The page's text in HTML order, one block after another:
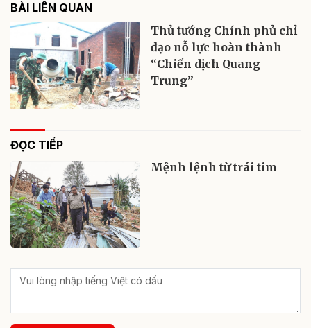
BÀI LIÊN QUAN
Thủ tướng Chính phủ chỉ
đạo nỗ lực hoàn thành
“Chiến dịch Quang
Trung”
ĐỌC TIẾP
Mệnh lệnh từ trái tim